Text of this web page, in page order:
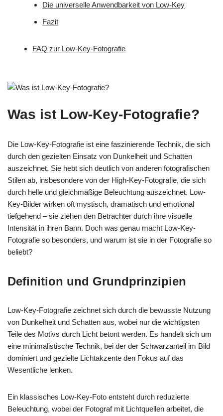
Die universelle Anwendbarkeit von Low-Key
Fazit
FAQ zur Low-Key-Fotografie
Was ist Low-Key-Fotografie?
Die Low-Key-Fotografie ist eine faszinierende Technik, die sich
durch den gezielten Einsatz von Dunkelheit und Schatten
auszeichnet. Sie hebt sich deutlich von anderen fotografischen
Stilen ab, insbesondere von der High-Key-Fotografie, die sich
durch helle und gleichmäßige Beleuchtung auszeichnet. Low-
Key-Bilder wirken oft mystisch, dramatisch und emotional
tiefgehend – sie ziehen den Betrachter durch ihre visuelle
Intensität in ihren Bann. Doch was genau macht Low-Key-
Fotografie so besonders, und warum ist sie in der Fotografie so
beliebt?
Definition und Grundprinzipien
Low-Key-Fotografie zeichnet sich durch die bewusste Nutzung
von Dunkelheit und Schatten aus, wobei nur die wichtigsten
Teile des Motivs durch Licht betont werden. Es handelt sich um
eine minimalistische Technik, bei der der Schwarzanteil im Bild
dominiert und gezielte Lichtakzente den Fokus auf das
Wesentliche lenken.
Ein klassisches Low-Key-Foto entsteht durch reduzierte
Beleuchtung, wobei der Fotograf mit Lichtquellen arbeitet, die